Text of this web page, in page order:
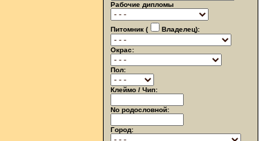
Рабочие дипломы
Питомник ( Владелец):
Окрас:
Пол:
Клеймо / Чип:
No родословной:
Город: